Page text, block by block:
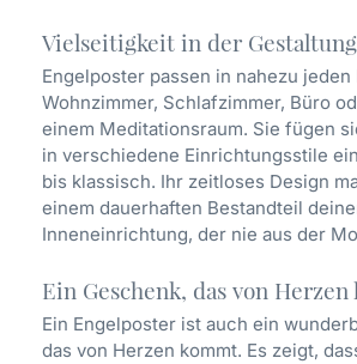
Vielseitigkeit in der Gestaltung
Engelposter passen in nahezu jeden
Wohnzimmer, Schlafzimmer, Büro
einem Meditationsraum. Sie fügen
in verschiedene Einrichtungsstile
bis klassisch. Ihr zeitloses Design
einem dauerhaften Bestandteil
Inneneinrichtung, der nie aus der
Ein Geschenk, das von
Ein Engelposter ist auch ein
das von Herzen kommt. Es zeigt,